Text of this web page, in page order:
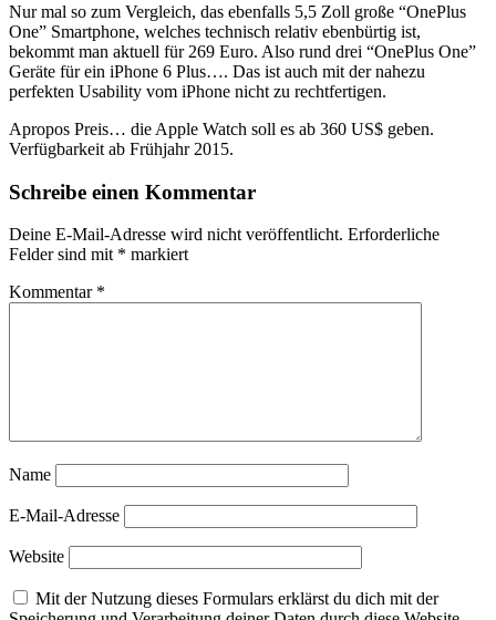
Nur mal so zum Vergleich, das ebenfalls 5,5 Zoll große “OnePlus
One” Smartphone, welches technisch relativ ebenbürtig ist,
bekommt man aktuell für 269 Euro. Also rund drei “OnePlus One”
Geräte für ein iPhone 6 Plus…. Das ist auch mit der nahezu
perfekten Usability vom iPhone nicht zu rechtfertigen.
Apropos Preis… die Apple Watch soll es ab 360 US$ geben.
Verfügbarkeit ab Frühjahr 2015.
Schreibe einen Kommentar
Deine E-Mail-Adresse wird nicht veröffentlicht. Erforderliche
Felder sind mit * markiert
Kommentar *
Name
E-Mail-Adresse
Website
Mit der Nutzung dieses Formulars erklärst du dich mit der